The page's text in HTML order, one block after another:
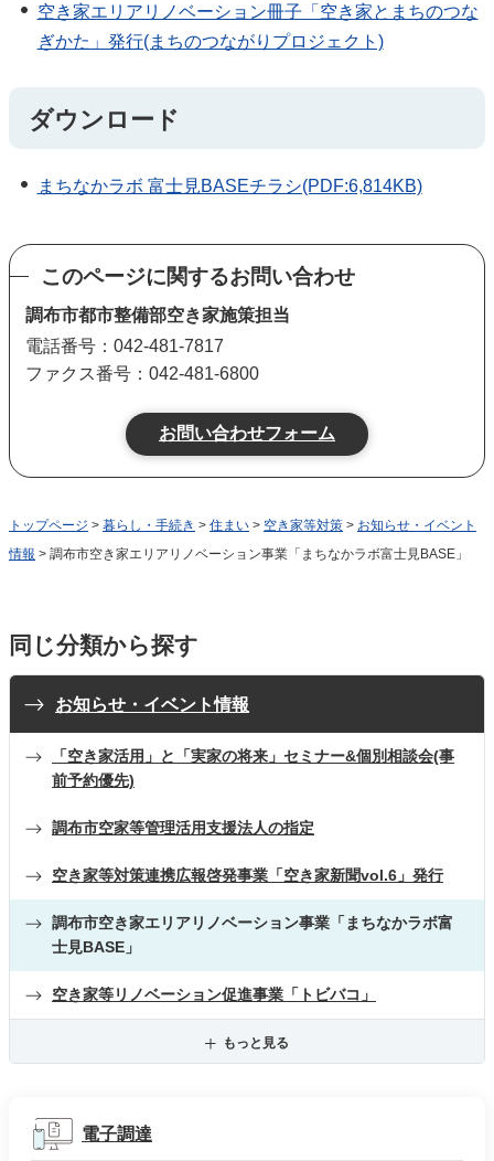
空き家エリアリノベーション冊子「空き家とまちのつな
ぎかた」発行(まちのつながりプロジェクト)
ダウンロード
まちなかラボ 富士見BASEチラシ(PDF:6,814KB)
このページに関するお問い合わせ
調布市都市整備部空き家施策担当
電話番号：042-481-7817
ファクス番号：042-481-6800
トップページ > 暮らし・手続き > 住まい > 空き家等対策 > お知らせ・イベント
情報 > 調布市空き家エリアリノベーション事業「まちなかラボ富士見BASE」
同じ分類から探す
お知らせ・イベント情報
「空き家活用」と「実家の将来」セミナー&個別相談会(事
前予約優先)
調布市空家等管理活用支援法人の指定
空き家等対策連携広報啓発事業「空き家新聞vol.6」発行
調布市空き家エリアリノベーション事業「まちなかラボ富
士見BASE」
空き家等リノベーション促進事業「トビバコ」
もっと見る
電子調達